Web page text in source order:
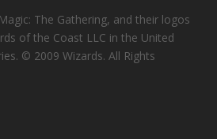
The Gathering, and their logos
of the Coast LLC in the United
© 2009 Wizards. All Rights